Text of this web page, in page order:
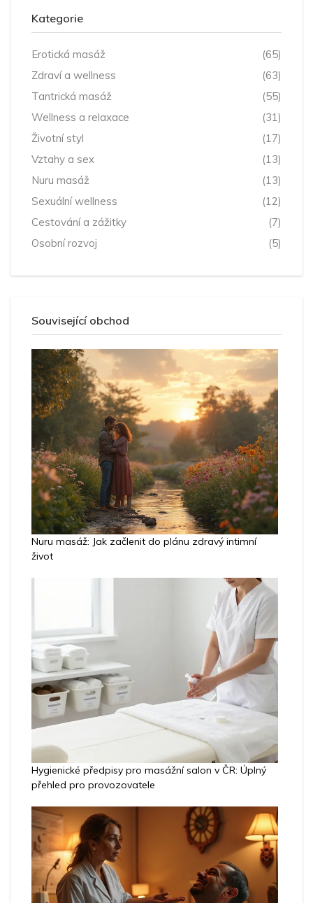
Kategorie
Erotická masáž
(65)
Zdraví a wellness
(63)
Tantrická masáž
(55)
Wellness a relaxace
(31)
Životní styl
(17)
Vztahy a sex
(13)
Nuru masáž
(13)
Sexuální wellness
(12)
Cestování a zážitky
(7)
Osobní rozvoj
(5)
Související obchod
Nuru masáž: Jak začlenit do plánu zdravý intimní
život
Hygienické předpisy pro masážní salon v ČR: Úplný
přehled pro provozovatele